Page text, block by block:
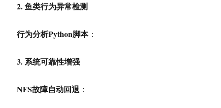
2.鱼类行为异常检测
行为分析Python脚本：
3.系统可靠性增强
NFS故障自动回退 ：